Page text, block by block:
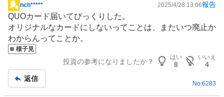
掲
示
板
記
事
nch***** 2025/4/28 13:06報告
QUOカード届いてびっくりした。
オリジナルなカードにしないってことは、またいつ廃止か
わからんってことか。
様子見
投資の参考になりましたか？
はい
8
いいえ
4
返信
No.6283